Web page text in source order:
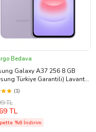
Bedava
Galaxy A37 256 8 GB
Türkiye Garantili) Lavanta
(1)
TL
TL
%6 İndirim